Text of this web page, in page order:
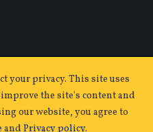
your privacy. This site uses
the site's content and
our website, you agree to
and Privacy policy.